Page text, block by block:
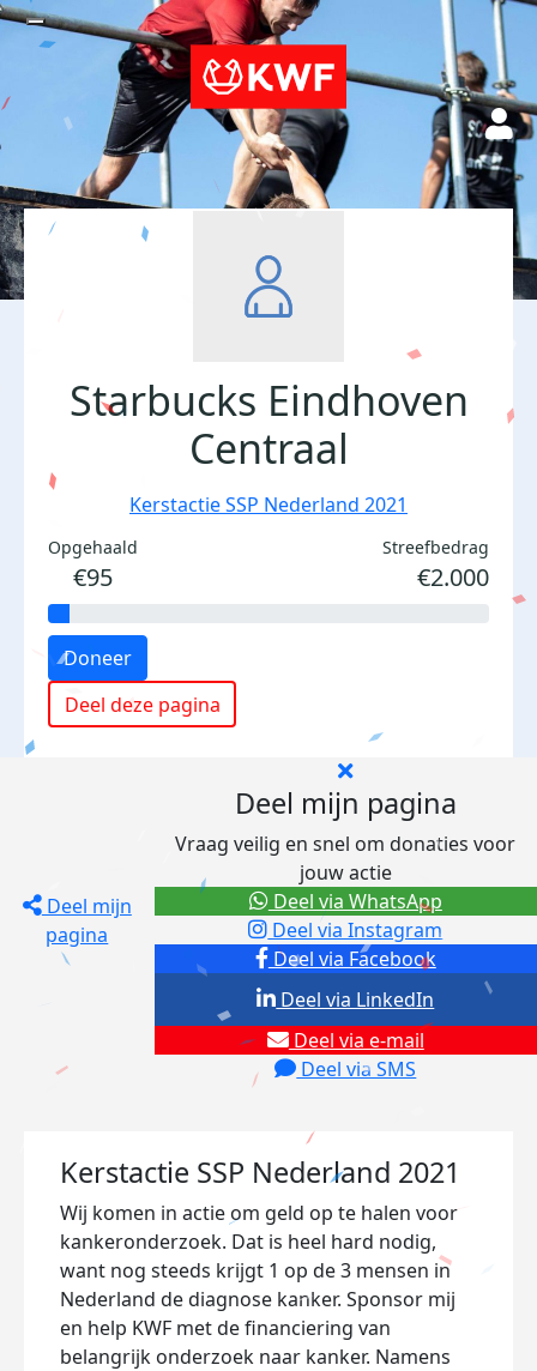
Starbucks Eindhoven
Centraal
Kerstactie SSP Nederland 2021
Opgehaald
€95
Streefbedrag
€2.000
Doneer
Deel deze pagina
Deel mijn
pagina
Deel mijn pagina
Vraag veilig en snel om donaties voor
jouw actie
Deel via Facebook
Deel via Instagram
Deel via e-mail
Deel via SMS
Deel via LinkedIn
Deel via WhatsApp
Kerstactie SSP Nederland 2021
Wij komen in actie om geld op te halen voor
kankeronderzoek. Dat is heel hard nodig,
want nog steeds krijgt 1 op de 3 mensen in
Nederland de diagnose kanker. Sponsor mij
en help KWF met de financiering van
belangrijk onderzoek naar kanker. Namens